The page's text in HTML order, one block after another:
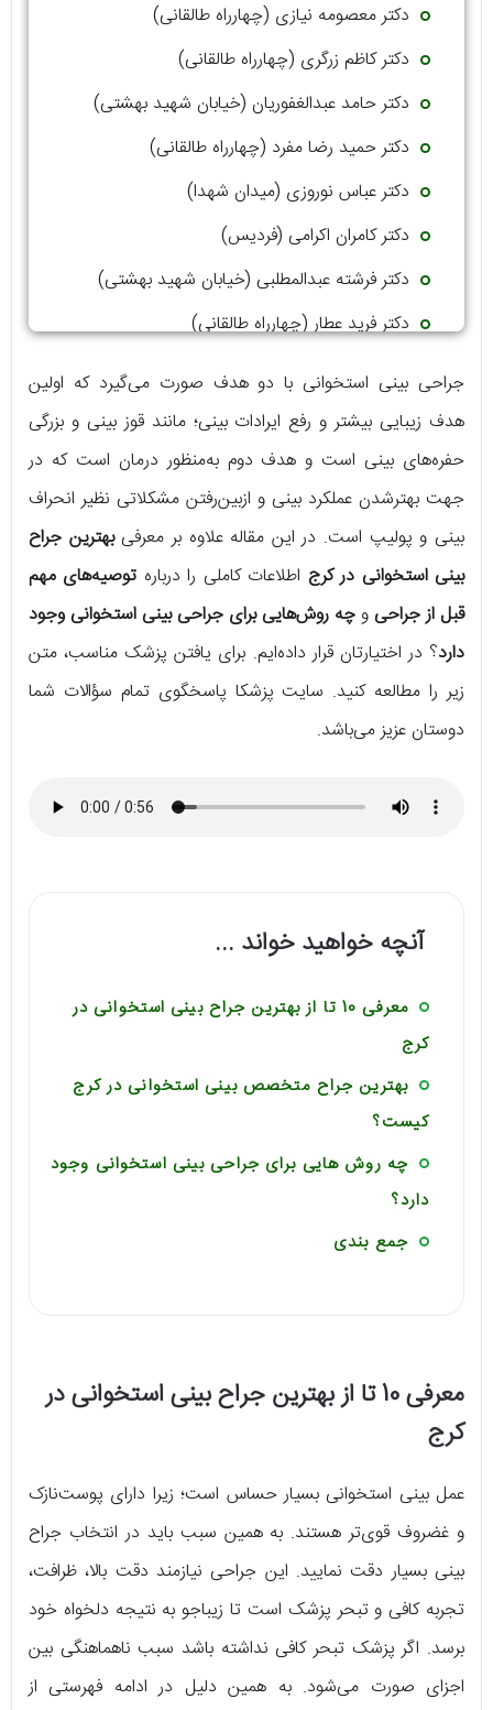
دکتر معصومه نیازی (چهارراه طالقانی)
دکتر کاظم زرگری (چهارراه طالقانی)
دکتر حامد عبدالغفوریان (خیابان شهید بهشتی)
دکتر حمید رضا مفرد (چهارراه طالقانی)
دکتر عباس نوروزی (میدان شهدا)
دکتر کامران اکرامی (فردیس)
دکتر فرشته عبدالمطلبی (خیابان شهید بهشتی)
دکتر فرید عطار (چهارراه طالقانی)
دکتر ایرج علی اکبری (خیابان شهید بهشتی)
جراحی بینی استخوانی با دو هدف صورت می‌گیرد که اولین
هدف زیبایی بیشتر و رفع ایرادات بینی؛ مانند قوز بینی و بزرگی
حفره‌های بینی است و هدف دوم به‌منظور درمان است که در
جهت بهترشدن عملکرد بینی و ازبین‌رفتن مشکلاتی نظیر انحراف
بینی و پولیپ است. در این مقاله علاوه بر معرفی بهترین جراح
بینی استخوانی در کرج اطلاعات کاملی را درباره توصیه‌های مهم
قبل از جراحیوچه روش‌هایی برای جراحی بینی استخوانی وجود
دارد؟ در اختیارتان قرار داده‌ایم. برای یافتن پزشک مناسب، متن
زیر را مطالعه کنید. سایت پزشکا پاسخگوی تمام سؤالات شما
دوستان عزیز می‌باشد.
آنچه خواهید خواند ...
معرفی 10 تا از بهترین جراح بینی استخوانی در
کرج
بهترین جراح متخصص بینی استخوانی در کرج
کیست؟
چه روش هایی برای جراحی بینی استخوانی وجود
دارد؟
جمع بندی
معرفی 10 تا از بهترین جراح بینی استخوانی در
کرج
عمل بینی استخوانی بسیار حساس است؛ زیرا دارای پوست‌نازک
و غضروف قوی‌تر هستند. به همین سبب باید در انتخاب جراح
بینی بسیار دقت نمایید. این جراحی نیازمند دقت بالا، ظرافت،
تجربه کافی و تبحر پزشک است تا زیباجو به نتیجه دلخواه خود
برسد. اگر پزشک تبحر کافی نداشته باشد سبب ناهماهنگی بین
اجزای صورت می‌شود. به همین دلیل در ادامه فهرستی از